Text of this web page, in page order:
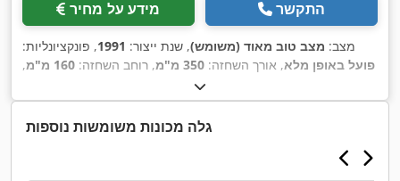
מידע על מחיר התקשר
מצב: מצב טוב מאוד (משומש), שנת ייצור: 1991, פונקציונליות:
פועל באופן מלא, אורך השחזה: 350 מ"מ , רוחב השחזה: 160 מ"מ
,
, משקל כולל:
(מקסימלית):2,900 סל"ד , כוח:1 קילוואט (1.36 כ"ס)
, מתח כניסה:
200 V
250 מ"מ , ציוד: תיעוד / מדריך
גלה מכונות משומשות נוספות